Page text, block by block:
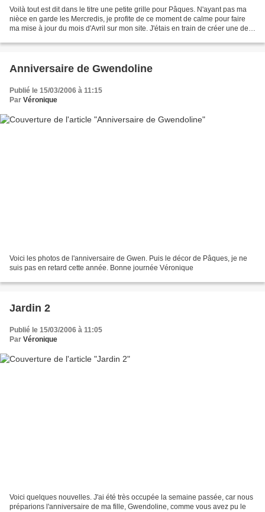
Voilà tout est dit dans le titre une petite grille pour Pâques. N'ayant pas ma
nièce en garde les Mercredis, je profite de ce moment de calme pour faire
ma mise à jour du mois d'Avril sur mon site. J'étais en train de créer une de
Anniversaire de Gwendoline
Publié le 15/03/2006 à 11:15
Par Véronique
Voici les photos de l'anniversaire de Gwen. Puis le décor de Pâques, je ne
suis pas en retard cette année. Bonne journée Véronique
Jardin 2
Publié le 15/03/2006 à 11:05
Par Véronique
Voici quelques nouvelles. J'ai été très occupée la semaine passée, car nous
préparions l'anniversaire de ma fille, Gwendoline, comme vous avez pu le